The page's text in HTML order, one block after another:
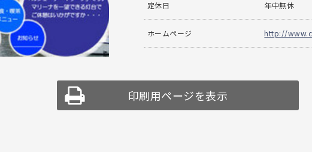
定休日 年中無休
ホームページ http://
印刷用ページを表示